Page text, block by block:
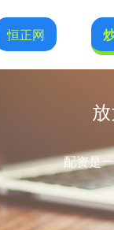
恒正网
配资是